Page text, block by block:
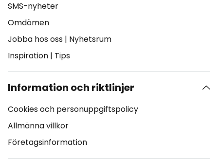
SMS-nyheter
Omdömen
Jobba hos oss | Nyhetsrum
Inspiration | Tips
Information och riktlinjer
Cookies och personuppgiftspolicy
Allmänna villkor
Företagsinformation